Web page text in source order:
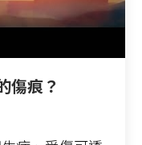
傷痕？